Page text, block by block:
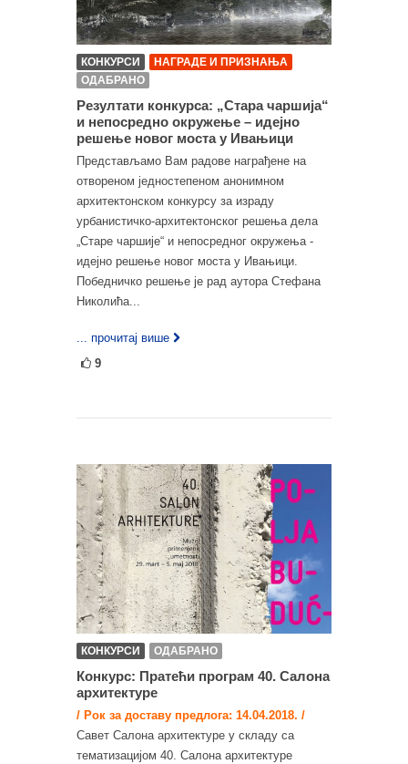
КОНКУРСИ
НАГРАДЕ И ПРИЗНАЊА
ОДАБРАНО
Резултати конкурса: „Стара чаршија“
и непосредно окружење – идејно
решење новог моста у Ивањици
Представљамо Вам радове награђене на
отвореном једностепеном анонимном
архитектонском конкурсу за израду
урбанистичко-архитектонског решења дела
„Старе чаршије“ и непосредног окружења -
идејно решење новог моста у Ивањици.
Победничко решење је рад аутора Стефана
Николића...
... прочитај више
9
КОНКУРСИ ОДАБРАНО
Конкурс: Пратећи програм 40. Салона
архитектуре
/ Рок за доставу предлога: 14.04.2018. /
Савет Салона архитектуре у складу са
тематизацијом 40. Салона архитектуре